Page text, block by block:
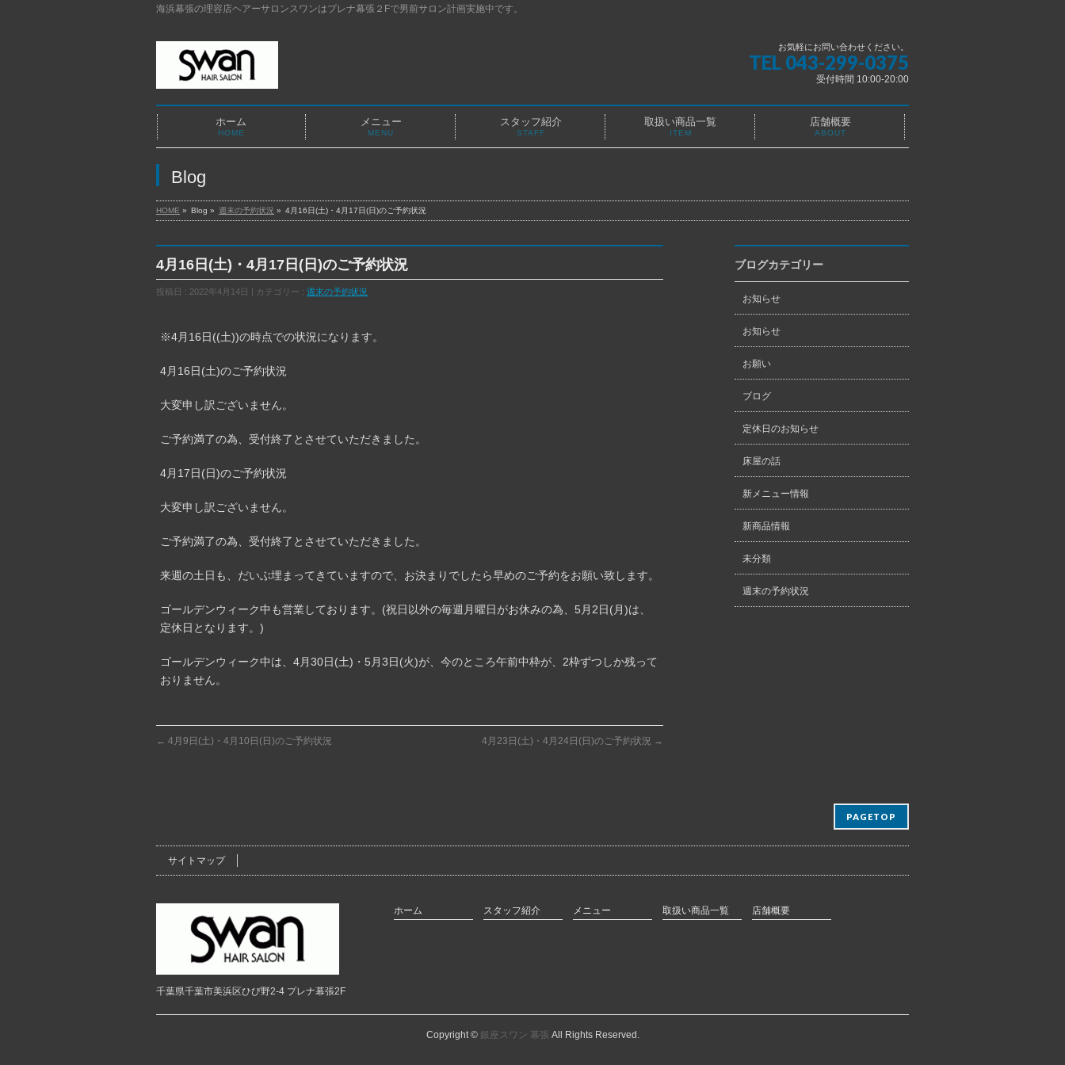
海浜幕張の理容店ヘアーサロンスワンはプレナ幕張２Fで男前サロン計画実施中です。
お気軽にお問い合わせください。
TEL 043-299-0375
受付時間 10:00-20:00
ホーム
HOME
メニュー
MENU
スタッフ紹介
STAFF
取扱い商品一覧
ITEM
店舗概要
ABOUT
Blog
HOME » Blog » 週末の予約状況 » 4月16日(土)・4月17日(日)のご予約状況
4月16日(土)・4月17日(日)のご予約状況
投稿日 : 2022年4月14日 | カテゴリー : 週末の予約状況
※4月16日((土))の時点での状況になります。
4月16日(土)のご予約状況
大変申し訳ございません。
ご予約満了の為、受付終了とさせていただきました。
4月17日(日)のご予約状況
大変申し訳ございません。
ご予約満了の為、受付終了とさせていただきました。
来週の土日も、だいぶ埋まってきていますので、お決まりでしたら早めのご予約をお願い致します。
ゴールデンウィーク中も営業しております。(祝日以外の毎週月曜日がお休みの為、5月2日(月)は、
定休日となります。)
ゴールデンウィーク中は、4月30日(土)・5月3日(火)が、今のところ午前中枠が、2枠ずつしか残って
おりません。
← 4月9日(土)・4月10日(日)のご予約状況 4月23日(土)・4月24日(日)のご予約状況 →
ブログカテゴリー
お知らせ
お知らせ
お願い
ブログ
定休日のお知らせ
床屋の話
新メニュー情報
新商品情報
未分類
週末の予約状況
PAGETOP
サイトマップ
千葉県千葉市美浜区ひび野2-4 プレナ幕張2F
ホーム スタッフ紹介 メニュー 取扱い商品一覧 店舗概要
Copyright © 銀座スワン 幕張 All Rights Reserved.